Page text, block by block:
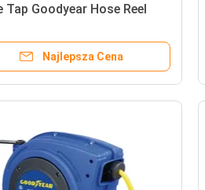
Tap Goodyear Hose Reel
Najlepsza Cena